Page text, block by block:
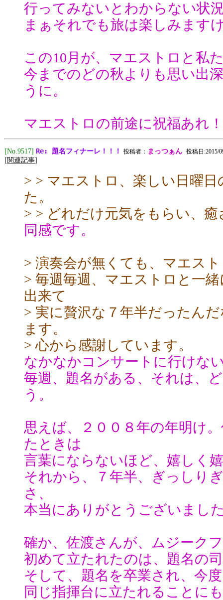
行ってみないとわからない状
まぁそれでも旅は楽しみます
この10月が、マエストロと私
今までのどの秋よりも思い出
うに。
マエストロの前途に祝福あれ
[No.9517] Re: 題名フィナーレ！！！ 投稿者： まっつぁん 投稿日:2015/
[関連記事]
> > マエストロ、楽しい日曜
た。
> > どれだけ元気をもらい、
同感です。
> 演奏会が無くても、マエス
> 毎週毎週、マエストロと一
出来て
> 実に贅沢な７年半だったん
ます。
> 心から感謝しています。
なかなかコンサートに行けな
毎週、題名がある、それは、
う。
思えば、２００８年の年明け
たときは
言葉にならないほど、嬉しく
それから、７年半、ぎっしり
さ、
本当にありがとうございまし
確か、佐渡さんが、ムジーク
初めて立たれたのは、題名の
そして、題名を卒業され、今
同じ指揮台に立たれることに